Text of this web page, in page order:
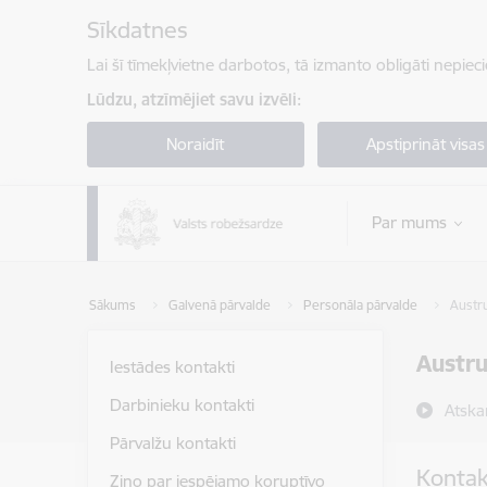
Sīkdatnes
Lai šī tīmekļvietne darbotos, tā izmanto obligāti
Lūdzu, atzīmējiet savu izvēli:
Noraidīt Apstiprināt visas
Par mums
Sākums Galvenā pārvalde Personāla pārvalde
Iestādes kontakti
Darbinieku kontakti
Pārvalžu kontakti
Ziņo par iespējamo koruptīvo